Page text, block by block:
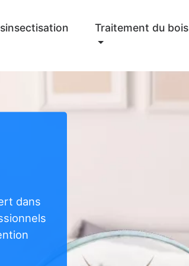
Traitement du bois
dans